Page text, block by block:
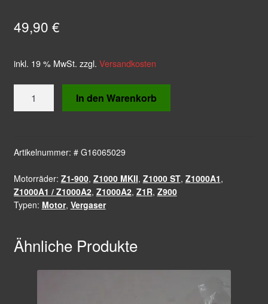
49,90 €
inkl. 19 % MwSt. zzgl. Versandkosten
Vergaser
1+2
Z900
Z1000A
Z1R
Original
Kawasaki
Ersatzteil
In den Warenkorb
Artikelnummer: # G16065029
Motorräder: Z1-900, Z1000 MKII, Z1000 ST, Z1000A1,
Z1000A1 / Z1000A2, Z1000A2, Z1R, Z900
Typen: Motor, Vergaser
Ähnliche Produkte